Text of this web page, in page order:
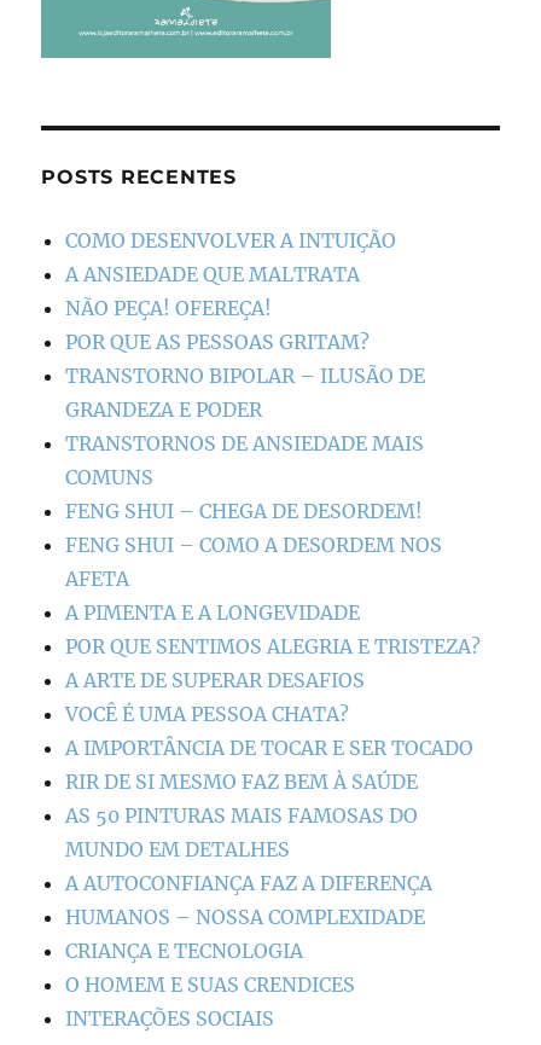
POSTS RECENTES
COMO DESENVOLVER A INTUIÇÃO
A ANSIEDADE QUE MALTRATA
NÃO PEÇA! OFEREÇA!
POR QUE AS PESSOAS GRITAM?
TRANSTORNO BIPOLAR – ILUSÃO DE
GRANDEZA E PODER
TRANSTORNOS DE ANSIEDADE MAIS
COMUNS
FENG SHUI – CHEGA DE DESORDEM!
FENG SHUI – COMO A DESORDEM NOS
AFETA
A PIMENTA E A LONGEVIDADE
POR QUE SENTIMOS ALEGRIA E TRISTEZA?
A ARTE DE SUPERAR DESAFIOS
VOCÊ É UMA PESSOA CHATA?
A IMPORTÂNCIA DE TOCAR E SER TOCADO
RIR DE SI MESMO FAZ BEM À SAÚDE
AS 50 PINTURAS MAIS FAMOSAS DO
MUNDO EM DETALHES
A AUTOCONFIANÇA FAZ A DIFERENÇA
HUMANOS – NOSSA COMPLEXIDADE
CRIANÇA E TECNOLOGIA
O HOMEM E SUAS CRENDICES
INTERAÇÕES SOCIAIS